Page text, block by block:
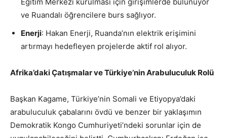
ve Ruandalı öğrencilere burs sağlıyor.
Enerji: Hakan Enerji, Ruanda’nın elektrik erişimini
artırmayı hedefleyen projelerde aktif rol alıyor.
Afrika’daki Çatışmalar ve Türkiye’nin Arabuluculuk Rolü
Başkan Kagame, Türkiye’nin Somali ve Etiyopya’daki
arabuluculuk çabalarını övdü ve benzer bir yaklaşımın
Demokratik Kongo Cumhuriyeti’ndeki sorunlar için de